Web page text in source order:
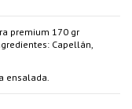
premium 170 gr
Capellán,
ensalada.